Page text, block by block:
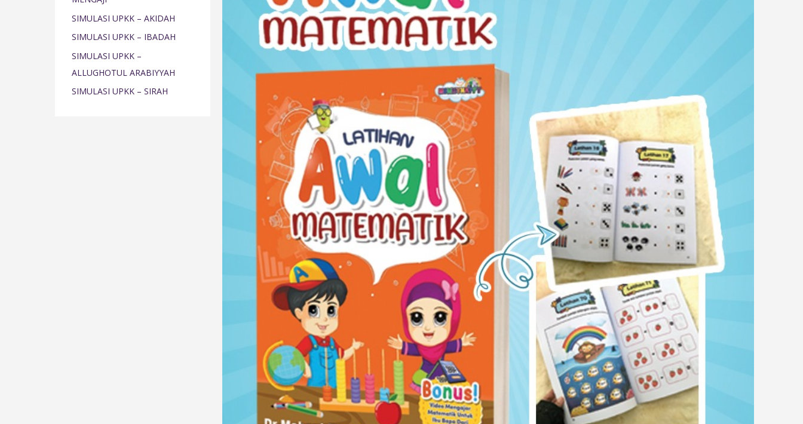
r
:
SIMULASI UPKK – AKIDAH
SIMULASI UPKK – IBADAH
SIMULASI UPKK –
ALLUGHOTUL ARABIYYAH
SIMULASI UPKK – SIRAH